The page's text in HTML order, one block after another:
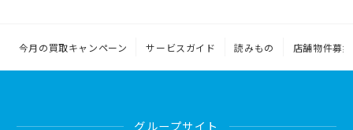
今月の買取キャンペーン サービスガイド 読みもの 店舗物件募集
グループサイト